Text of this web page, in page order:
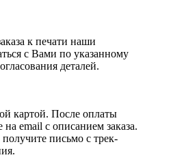
к печати наши
с Вами по указанному
деталей.
картой. После оплаты
email с описанием заказа.
письмо с трек-